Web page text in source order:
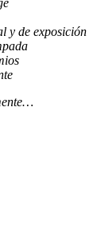
y de exposición